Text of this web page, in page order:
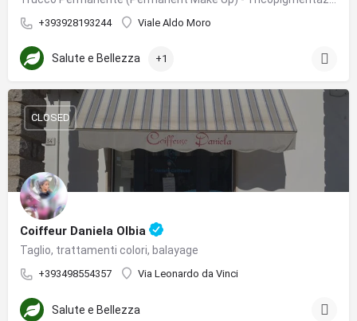
+393928193244 Viale Aldo Moro
Salute e Bellezza +1
Coiffeur Daniela Olbia
Taglio, trattamenti colori, balayage
+393498554357 Via Leonardo da Vinci
CLOSED
Salute e Bellezza